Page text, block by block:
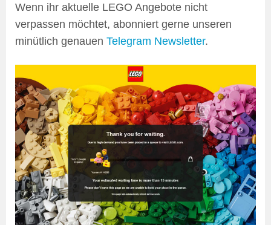
Wenn ihr aktuelle LEGO Angebote nicht
verpassen möchtet, abonniert gerne unseren
minütlich genauen Telegram Newsletter.